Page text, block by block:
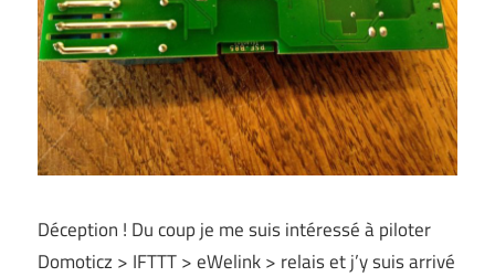
Déception ! Du coup je me suis intéressé à piloter
Domoticz > IFTTT > eWelink > relais et j’y suis arrivé